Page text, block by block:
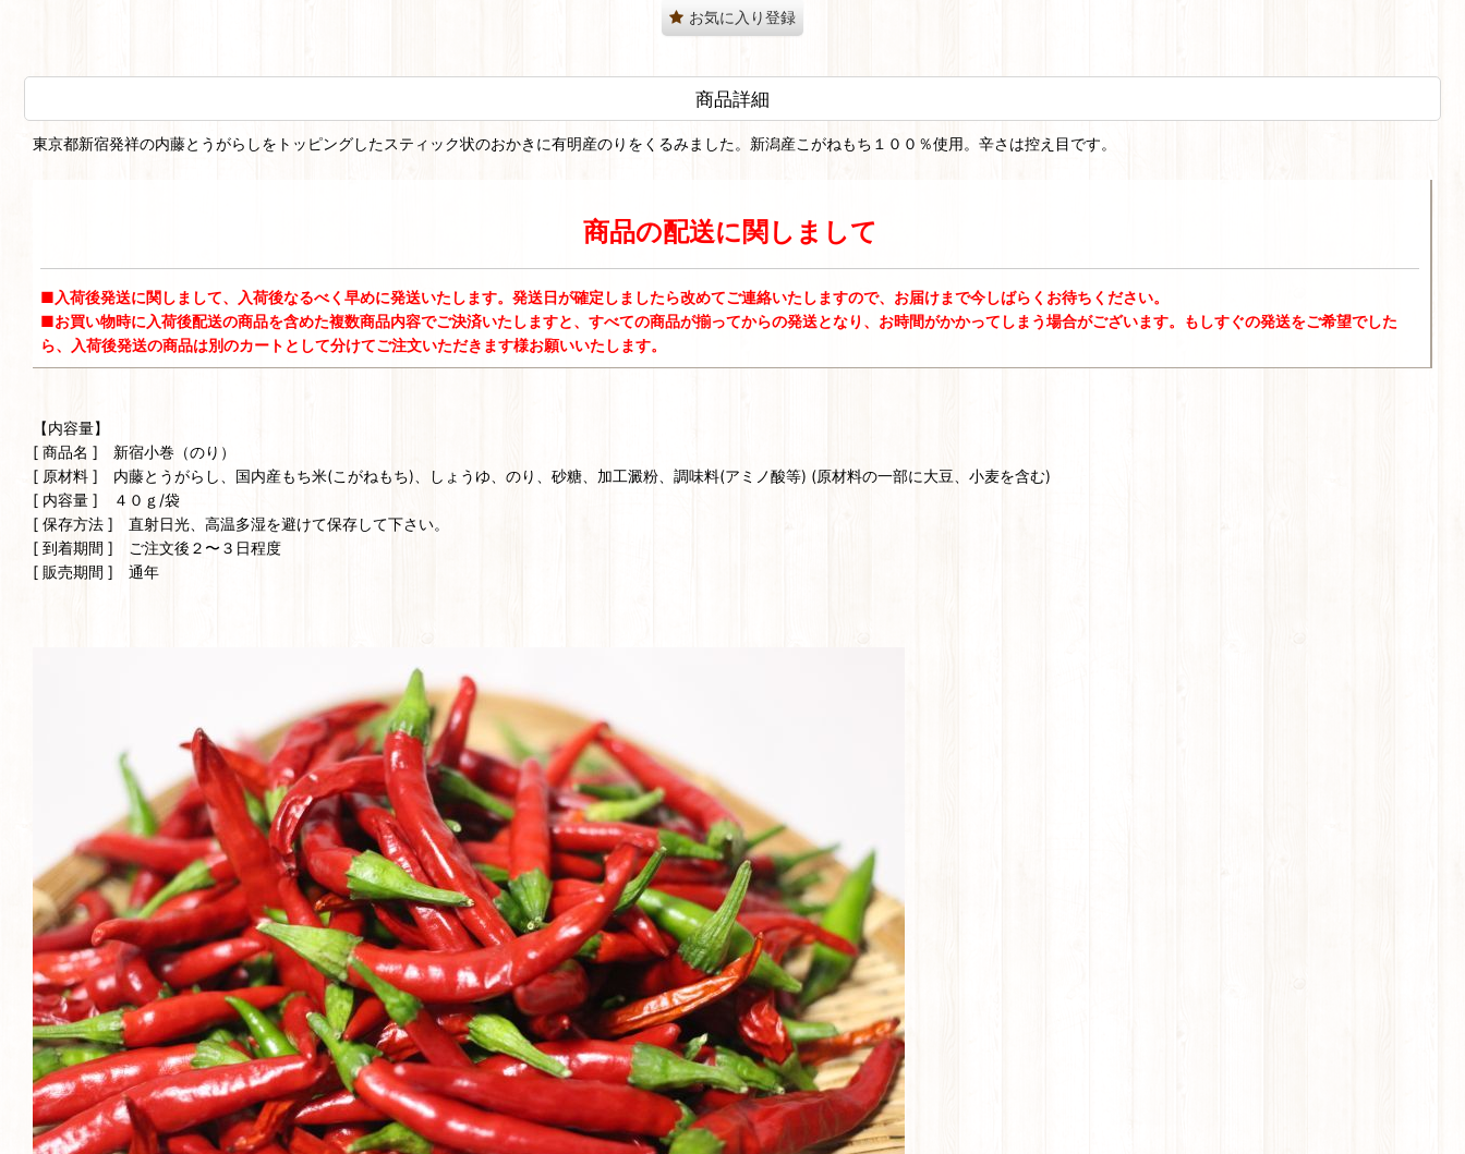
お気に入り登録
商品詳細
東京都新宿発祥の内藤とうがらしをトッピングしたスティック状のおかきに有明産のりをくるみました。新潟産こがねもち１００％使用。辛さは控え目です。
商品の配送に関しまして
■入荷後発送に関しまして、入荷後なるべく早めに発送いたします。発送日が確定しましたら改めてご連絡いたしますので、お届けまで今しばらくお待ちください。
■お買い物時に入荷後配送の商品を含めた複数商品内容でご決済いたしますと、すべての商品が揃ってからの発送となり、お時間がかかってしまう場合がございます。もしすぐの発送をご希望でした
ら、入荷後発送の商品は別のカートとして分けてご注文いただきます様お願いいたします。
【内容量】
[ 商品名 ] 新宿小巻（のり）
[ 原材料 ] 内藤とうがらし、国内産もち米(こがねもち)、しょうゆ、のり、砂糖、加工澱粉、調味料(アミノ酸等) (原材料の一部に大豆、小麦を含む)
[ 内容量 ] ４０ｇ/袋
[ 保存方法 ] 直射日光、高温多湿を避けて保存して下さい。
[ 到着期間 ] ご注文後２〜３日程度
[ 販売期間 ] 通年